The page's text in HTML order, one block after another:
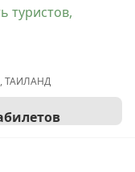
туристов,
,ТАИЛАНД